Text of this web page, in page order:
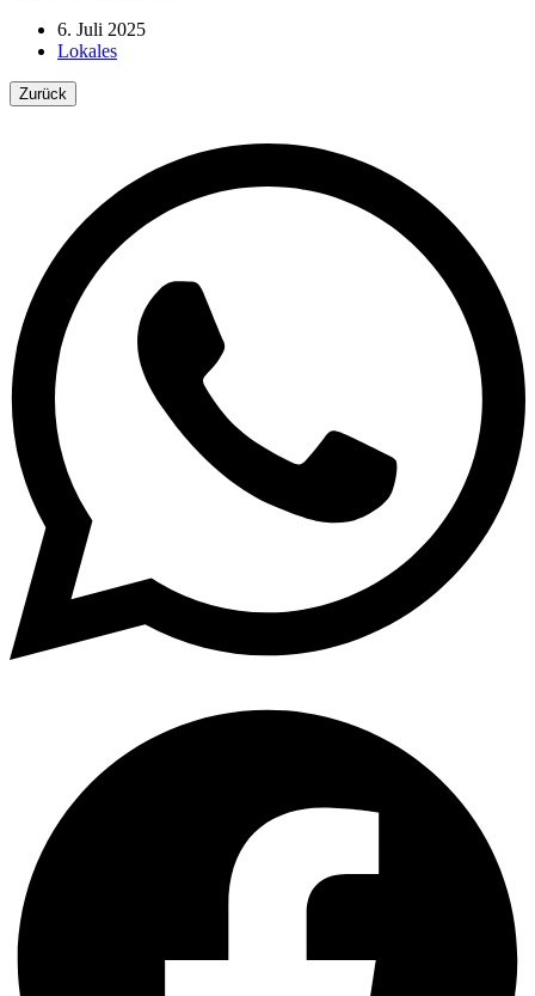
6. Juli 2025
Lokales